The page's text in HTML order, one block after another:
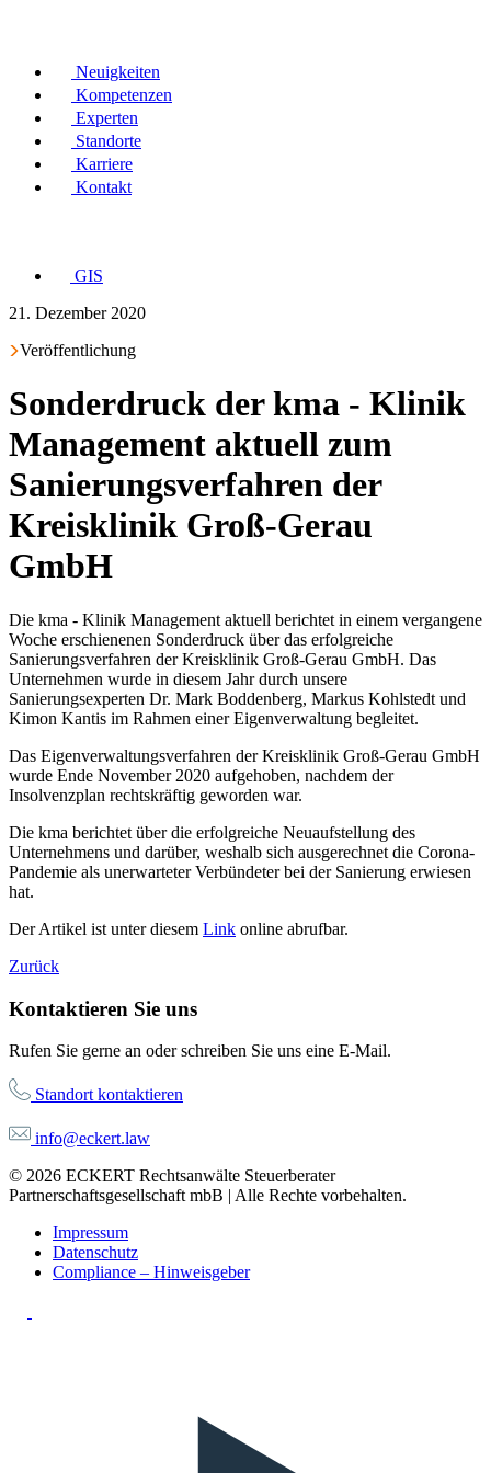
Neuigkeiten
Kompetenzen
Experten
Standorte
Karriere
Kontakt
GIS
21. Dezember 2020
Veröffentlichung
Sonderdruck der kma - Klinik
Management aktuell zum
Sanierungsverfahren der
Kreisklinik Groß-Gerau
GmbH
Die kma - Klinik Management aktuell berichtet in einem vergangene
Woche erschienenen Sonderdruck über das erfolgreiche
Sanierungsverfahren der Kreisklinik Groß-Gerau GmbH. Das
Unternehmen wurde in diesem Jahr durch unsere
Sanierungsexperten Dr. Mark Boddenberg, Markus Kohlstedt und
Kimon Kantis im Rahmen einer Eigenverwaltung begleitet.
Das Eigenverwaltungsverfahren der Kreisklinik Groß-Gerau GmbH
wurde Ende November 2020 aufgehoben, nachdem der
Insolvenzplan rechtskräftig geworden war.
Die kma berichtet über die erfolgreiche Neuaufstellung des
Unternehmens und darüber, weshalb sich ausgerechnet die Corona-
Pandemie als unerwarteter Verbündeter bei der Sanierung erwiesen
hat.
Der Artikel ist unter diesem Link online abrufbar.
Zurück
Kontaktieren Sie uns
Rufen Sie gerne an oder schreiben Sie uns eine E-Mail.
Standort kontaktieren
info@eckert.law
© 2026 ECKERT Rechtsanwälte Steuerberater
Partnerschaftsgesellschaft mbB | Alle Rechte vorbehalten.
Impressum
Datenschutz
Compliance – Hinweisgeber